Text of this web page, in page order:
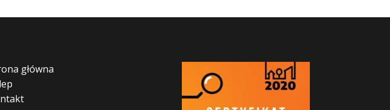
główna